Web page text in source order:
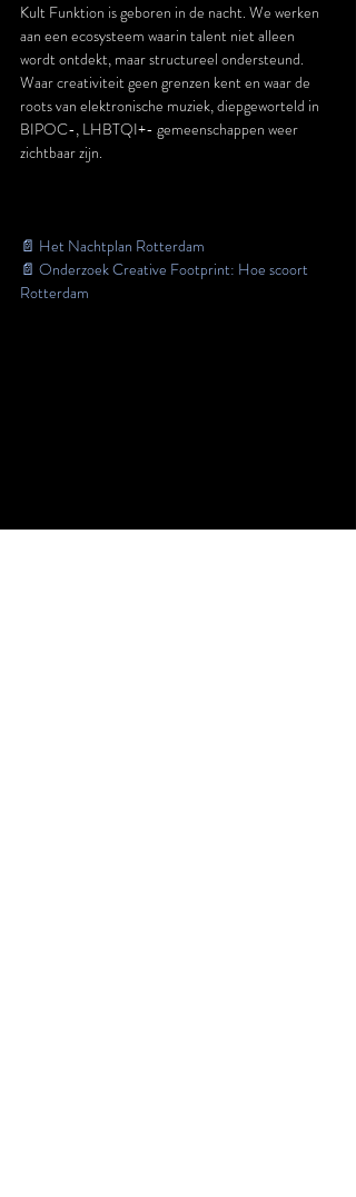
Kult Funktion is geboren in de nacht. We werken
aan een ecosysteem waarin talent niet alleen
wordt ontdekt, maar structureel ondersteund.
Waar creativiteit geen grenzen kent en waar de
roots van elektronische muziek, diepgeworteld in
BIPOC-, LHBTQI+- gemeenschappen weer
zichtbaar zijn.
📄 Het Nachtplan Rotterdam
📄 Onderzoek Creative Footprint: Hoe scoort
Rotterdam